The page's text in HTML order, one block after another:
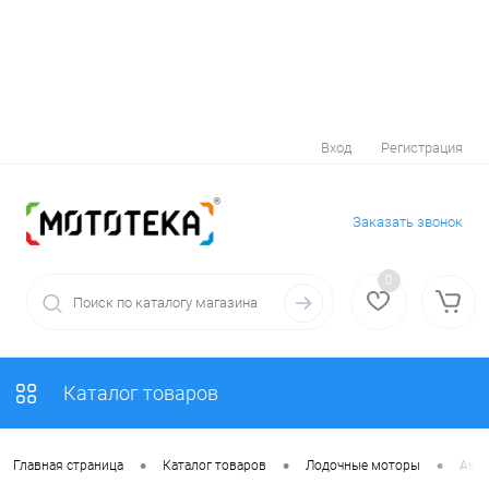
Вход Регистрация
Заказать звонок
0
Каталог товаров
Главная страница • Каталог товаров • Лодочные моторы •